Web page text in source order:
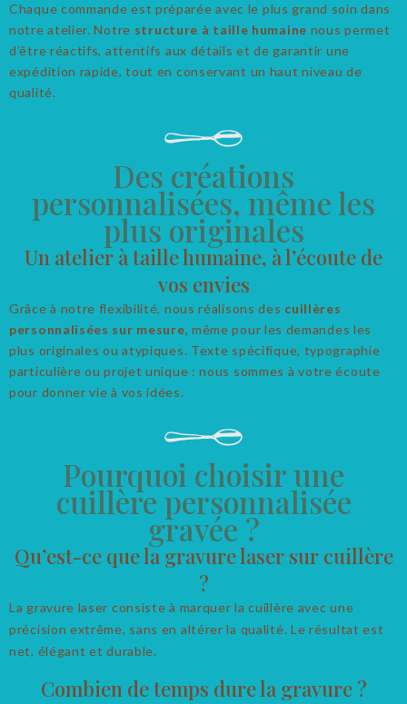
Chaque commande est préparée avec le plus grand soin dans
notre atelier. Notre structure à taille humaine nous permet
d’être réactifs, attentifs aux détails et de garantir une
expédition rapide, tout en conservant un haut niveau de
qualité.
Des créations
personnalisées, même les
plus originales
Un atelier à taille humaine, à l’écoute de
vos envies
Grâce à notre flexibilité, nous réalisons des cuillères
personnalisées sur mesure, même pour les demandes les
plus originales ou atypiques. Texte spécifique, typographie
particulière ou projet unique : nous sommes à votre écoute
pour donner vie à vos idées.
Pourquoi choisir une
cuillère personnalisée
gravée ?
Qu’est-ce que la gravure laser sur cuillère
?
La gravure laser consiste à marquer la cuillère avec une
précision extrême, sans en altérer la qualité. Le résultat est
net, élégant et durable.
Combien de temps dure la gravure ?